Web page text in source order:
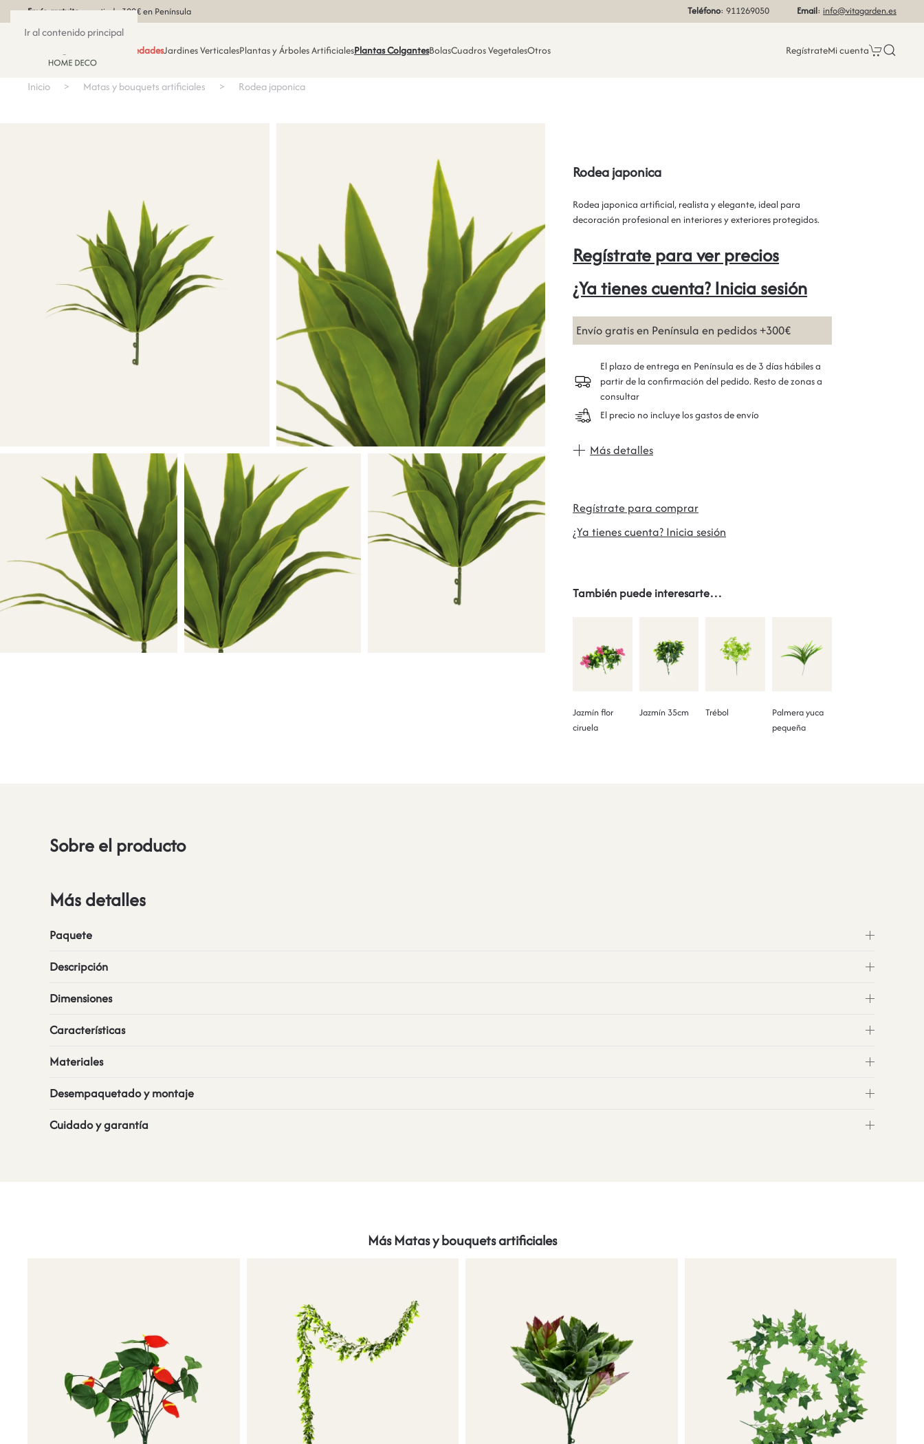
Ir al contenido principal
Envío gratuitoa partir de 300€ en Península Teléfono: 911269050 Email: info@vitagarden.es
NovedadesJardines VerticalesPlantas y Árboles ArtificialesPlantas ColgantesBolasCuadros VegetalesOtros RegístrateMi cuenta
Inicio Matas y bouquets artificiales Rodea japonica
Rodea japonica
Rodea japonica artificial, realista y elegante, ideal para
decoración profesional en interiores y exteriores protegidos.
Regístrate para ver precios
¿Ya tienes cuenta? Inicia sesión
Envío gratis en Península en pedidos +300€
El plazo de entrega en Península es de 3 días hábiles a
partir de la confirmación del pedido. Resto de zonas a
consultar
El precio no incluye los gastos de envío
Más detalles
Regístrate para comprar
¿Ya tienes cuenta? Inicia sesión
También puede interesarte…
Jazmín flor
ciruela
Jazmín 35cm Trébol
Palmera yuca
pequeña
Sobre el producto
Más detalles
Paquete
Descripción
Dimensiones
Características
Materiales
Desempaquetado y montaje
Cuidado y garantía
Más Matas y bouquets artificiales